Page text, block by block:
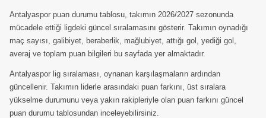
Antalyaspor puan durumu tablosu, takımın 2026/2027 sezonunda
mücadele ettiği ligdeki güncel sıralamasını gösterir. Takımın oynadığı
maç sayısı, galibiyet, beraberlik, mağlubiyet, attığı gol, yediği gol,
averaj ve toplam puan bilgileri bu sayfada yer almaktadır.
Antalyaspor lig sıralaması, oynanan karşılaşmaların ardından
güncellenir. Takımın liderle arasındaki puan farkını, üst sıralara
yükselme durumunu veya yakın rakipleriyle olan puan farkını güncel
puan durumu tablosundan inceleyebilirsiniz.